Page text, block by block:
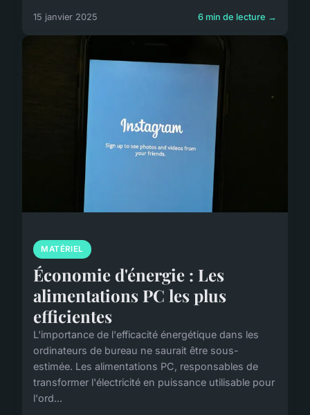
15 janvier 2025 6 min de lecture →
MATÉRIEL
Économie d'énergie : Les
alimentations PC les plus
efficientes
L'importance de l'efficacité énergétique dans les
ordinateurs de bureau ne saurait être sous-
estimée. Les alimentations PC, responsables de
transformer l'électricité en puissance utilisable pour
l'ord...